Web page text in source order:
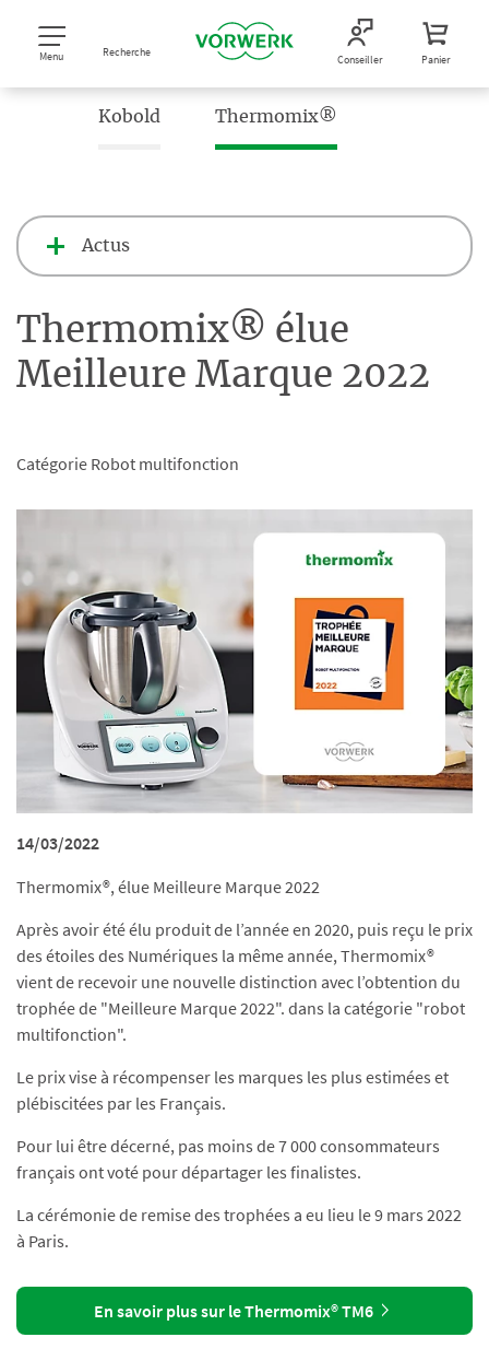
Menu Recherche Conseiller Panier
Kobold Thermomix®
Actus
Thermomix® élue
Meilleure Marque 2022
Catégorie Robot multifonction
14/03/2022
Thermomix®, élue Meilleure Marque 2022
Après avoir été élu produit de l’année en 2020, puis reçu le prix
des étoiles des Numériques la même année, Thermomix®
vient de recevoir une nouvelle distinction avec l’obtention du
trophée de "Meilleure Marque 2022". dans la catégorie "robot
multifonction".
Le prix vise à récompenser les marques les plus estimées et
plébiscitées par les Français.
Pour lui être décerné, pas moins de 7 000 consommateurs
français ont voté pour départager les finalistes.
La cérémonie de remise des trophées a eu lieu le 9 mars 2022
à Paris.
En savoir plus sur le Thermomix® TM6